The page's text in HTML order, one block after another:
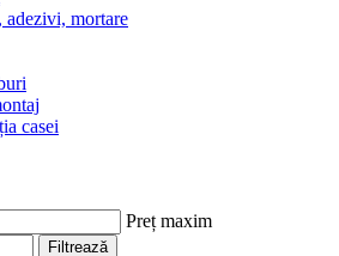
adezivi, mortare
casei
Preț maxim
Filtrează